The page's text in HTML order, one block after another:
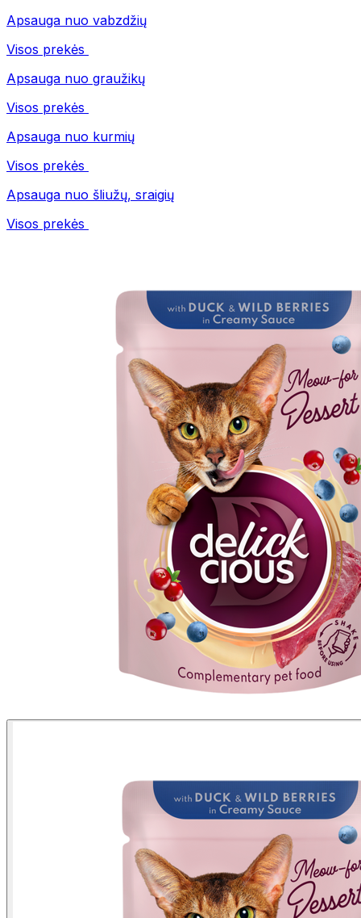
Apsauga nuo vabzdžių
Visos prekės
Apsauga nuo graužikų
Visos prekės
Apsauga nuo kurmių
Visos prekės
Apsauga nuo šliužų, sraigių
Visos prekės